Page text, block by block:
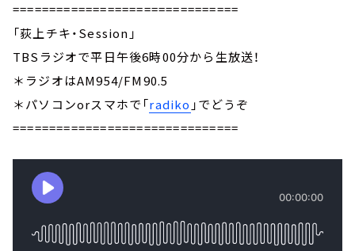
===============================
「荻上チキ・Session」
TBSラジオで平日午後6時00分から生放送！
＊ラジオはAM954/FM90.5
＊パソコンorスマホで「radiko 」でどうぞ
===============================